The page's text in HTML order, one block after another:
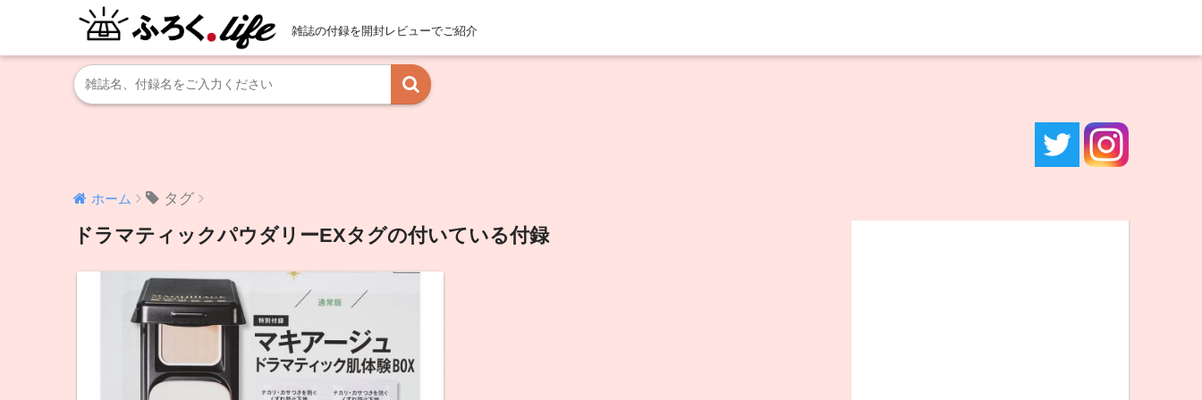
雑誌の付録を開封レビューでご紹介
ホーム タグ
ドラマティックパウダリーEXタグの付いている付録